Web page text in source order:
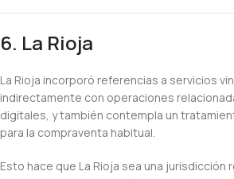
6. La Rioja
La Rioja incorporó referencias a servicios
indirectamente con operaciones
digitales, y también contempla un
para la compraventa habitual.
Esto hace que La Rioja sea una